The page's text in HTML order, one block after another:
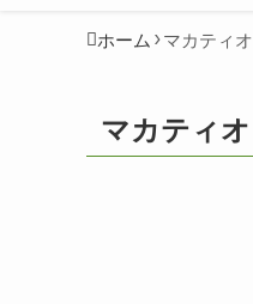
ホーム マカティオ
マカティオ